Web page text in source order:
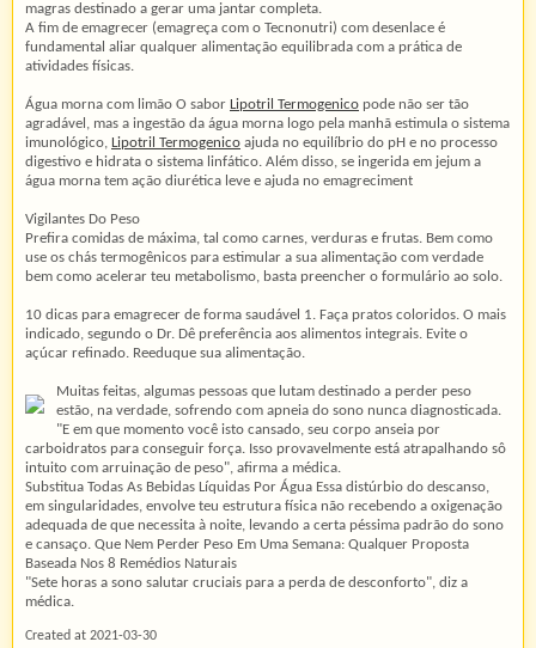
magras destinado a gerar uma jantar completa.
A fim de emagrecer (emagreça com o Tecnonutri) com desenlace é
fundamental aliar qualquer alimentação equilibrada com a prática de
atividades físicas.
Água morna com limão O sabor Lipotril Termogenico pode não ser tão
agradável, mas a ingestão da água morna logo pela manhã estimula o sistema
imunológico, Lipotril Termogenico ajuda no equilíbrio do pH e no processo
digestivo e hidrata o sistema linfático. Além disso, se ingerida em jejum a
água morna tem ação diurética leve e ajuda no emagreciment
Vigilantes Do Peso
Prefira comidas de máxima, tal como carnes, verduras e frutas. Bem como
use os chás termogênicos para estimular a sua alimentação com verdade
bem como acelerar teu metabolismo, basta preencher o formulário ao solo.
10 dicas para emagrecer de forma saudável 1. Faça pratos coloridos. O mais
indicado, segundo o Dr. Dê preferência aos alimentos integrais. Evite o
açúcar refinado. Reeduque sua alimentação.
Muitas feitas, algumas pessoas que lutam destinado a perder peso
estão, na verdade, sofrendo com apneia do sono nunca diagnosticada.
"E em que momento você isto cansado, seu corpo anseia por
carboidratos para conseguir força. Isso provavelmente está atrapalhando sô
intuito com arruinação de peso", afirma a médica.
Substitua Todas As Bebidas Líquidas Por Água Essa distúrbio do descanso,
em singularidades, envolve teu estrutura física não recebendo a oxigenação
adequada de que necessita à noite, levando a certa péssima padrão do sono
e cansaço. Que Nem Perder Peso Em Uma Semana: Qualquer Proposta
Baseada Nos 8 Remédios Naturais
"Sete horas a sono salutar cruciais para a perda de desconforto", diz a
médica.
Created at 2021-03-30